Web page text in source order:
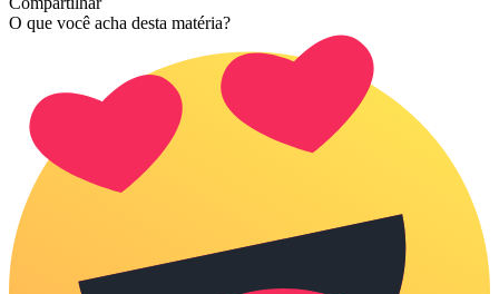
O que você acha desta matéria?